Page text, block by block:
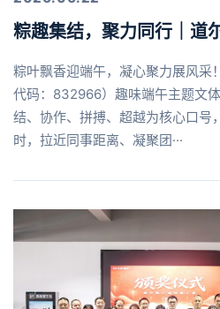
粽趣集结，聚力同行｜道
粽叶飘香迎端午，凝心聚力展风采
代码：832966）趣味端午主题文
结、协作、拼搏、超越为核心口号
时，拉近同事距离、凝聚团···